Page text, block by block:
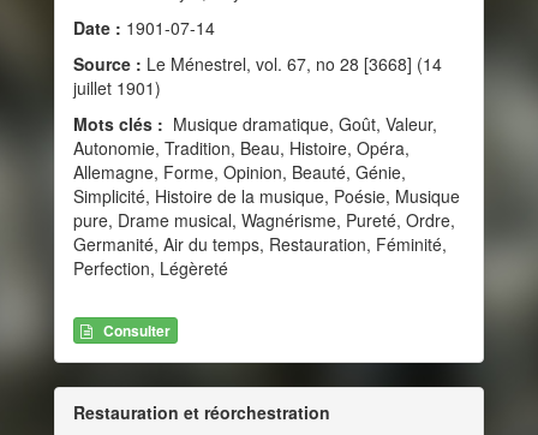
Date : 1901-07-14
Source : Le Ménestrel, vol. 67, no 28 [3668] (14
juillet 1901)
Mots clés : Musique dramatique, Goût, Valeur,
Autonomie, Tradition, Beau, Histoire, Opéra,
Allemagne, Forme, Opinion, Beauté, Génie,
Simplicité, Histoire de la musique, Poésie, Musique
pure, Drame musical, Wagnérisme, Pureté, Ordre,
Germanité, Air du temps, Restauration, Féminité,
Perfection, Légèreté
Consulter
Restauration et réorchestration